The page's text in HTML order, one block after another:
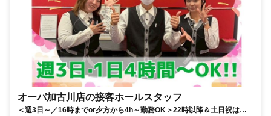
オーパ加古川店の接客ホールスタッフ
＜週3日～／16時までor夕方から4h～勤務OK＞22時以降＆土日祝は時